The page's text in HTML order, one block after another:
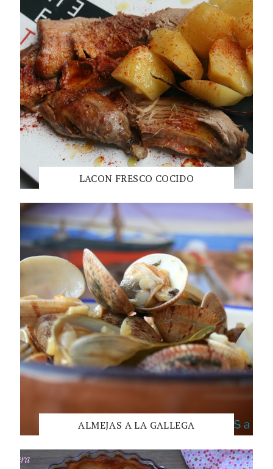
LACON FRESCO COCIDO
ALMEJAS A LA GALLEGA